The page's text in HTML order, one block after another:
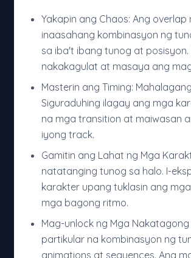
Yakapin ang Chaos: Ang
inaasahang kombinasyon ng
sa iba't ibang tunog at
nakakagulat at masaya ang
Masterin ang Timing:
Siguraduhing ilagay ang mga
na mga transition at maiwasan
iyong track.
Gamitin ang Lahat ng Mga
natatanging tunog sa halo. I-
karakter upang tuklasin ang
mga bagong ritmo.
Mag-unlock ng Mga
partikular na kombinasyon ng
animations at sequences. Ang